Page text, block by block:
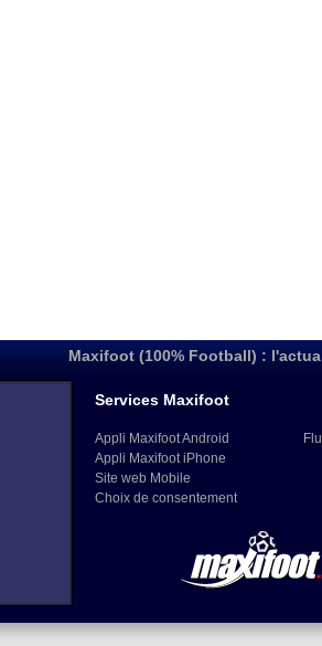
Maxifoot (100% Football) :
Services Maxifoot
Appli Maxifoot Android
Appli Maxifoot iPhone
Site web Mobile
Choix de consentement